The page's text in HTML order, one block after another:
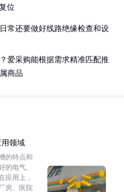
位
常还要做好线路绝缘检查和设
爱采购能根据需求精准匹配推
商品
领域
的特点和
的电气、
应用上，
房、医院